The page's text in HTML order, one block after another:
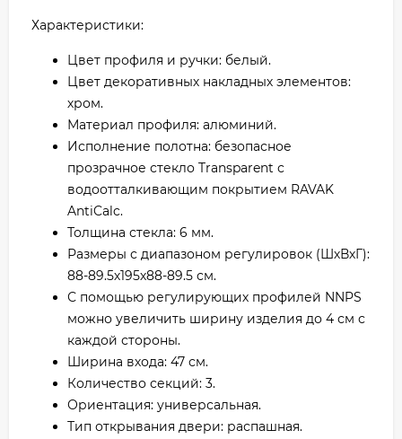
Характеристики:
Цвет профиля и ручки: белый.
Цвет декоративных накладных элементов:
хром.
Материал профиля: алюминий.
Исполнение полотна: безопасное
прозрачное стекло Transparent с
водоотталкивающим покрытием RAVAK
AntiCalc.
Толщина стекла: 6 мм.
Размеры с диапазоном регулировок (ШхВхГ):
88-89.5х195х88-89.5 см.
С помощью регулирующих профилей NNPS
можно увеличить ширину изделия до 4 см с
каждой стороны.
Ширина входа: 47 см.
Количество секций: 3.
Ориентация: универсальная.
Тип открывания двери: распашная.